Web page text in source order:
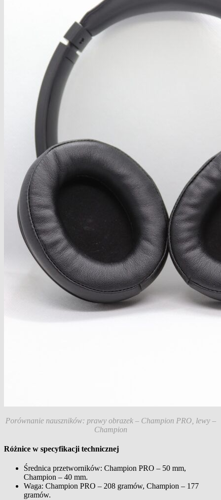
Porównanie nauszników: prawy obrazek – Champion PRO, lewy –
Champion
Różnice w specyfikacji technicznej
Średnica przetworników: Champion PRO – 50 mm,
Champion – 40 mm.
Waga: Champion PRO – 208 gramów, Champion – 177
gramów.